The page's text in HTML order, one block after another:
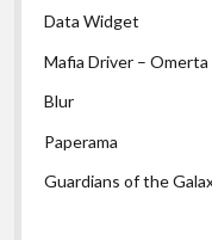
Data Widget
Mafia Driver – Omerta
Blur
Paperama
Guardians of the